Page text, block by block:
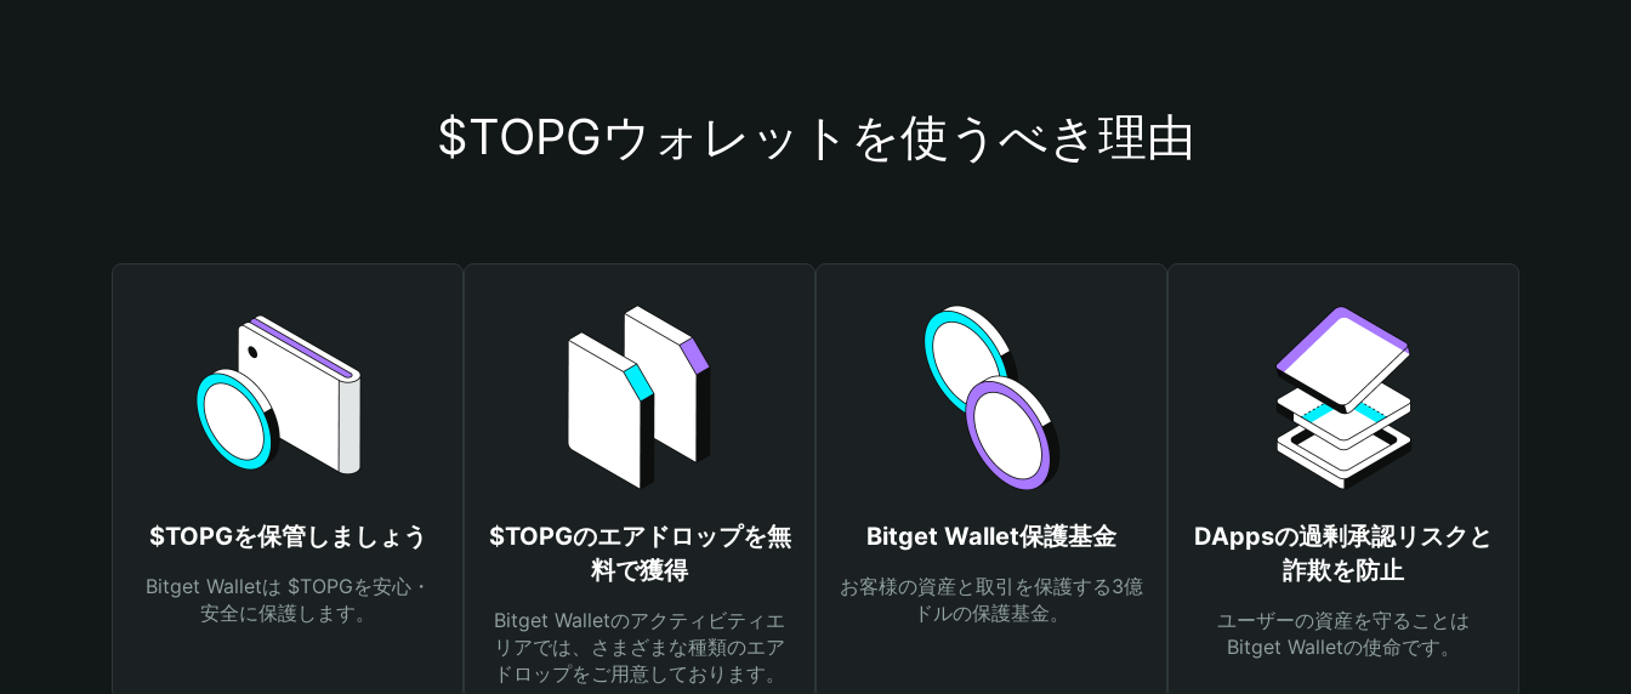
$TOPGウォレットを使うべき理由
$TOPGを保管しましょう
Bitget Walletは $TOPGを安心・
安全に保護します。
$TOPGのエアドロップを無
料で獲得
Bitget Walletのアクティビティエ
リアでは、さまざまな種類のエア
ドロップをご用意しております。
Bitget Wallet保護基金
お客様の資産と取引を保護する3億
ドルの保護基金。
DAppsの過剰承認リスクと
詐欺を防止
ユーザーの資産を守ることは
Bitget Walletの使命です。